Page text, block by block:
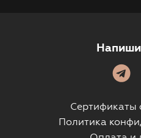
Сертификаты
Политика